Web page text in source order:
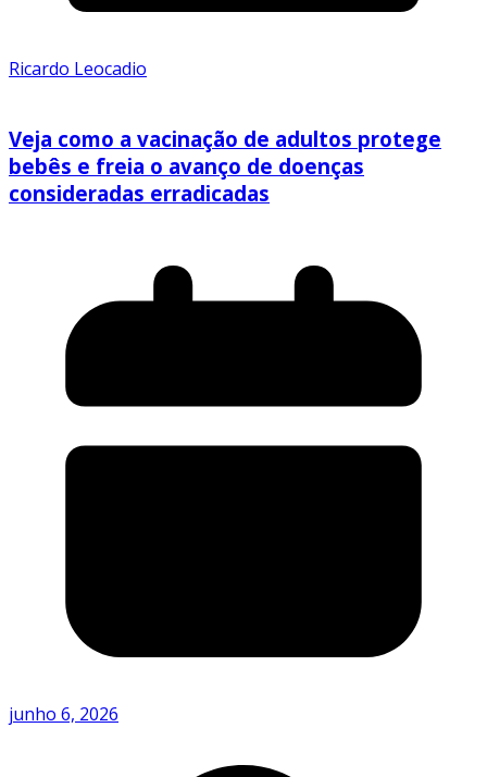
Ricardo Leocadio
Veja como a vacinação de adultos protege
bebês e freia o avanço de doenças
consideradas erradicadas
junho 6, 2026